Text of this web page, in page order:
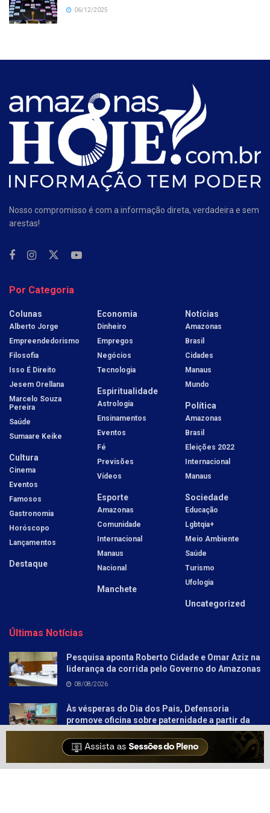
06/12/2025
Nosso compromisso é com a informação direta, verdadeira e sem
arestas!
Por Categoria
Colunas
Alberto Jorge
Empreendedorismo
Filosofia
Isso É Direito
Jesem Orellana
Marcelo Souza
Pereira
Saúde
Sumaare Keike
Cultura
Cinema
Eventos
Famosos
Gastronomia
Horóscopo
Lançamentos
Destaque
Economia
Dinheiro
Empregos
Negócios
Tecnologia
Espiritualidade
Astrologia
Ensinamentos
Eventos
Fé
Previsões
Vídeos
Esporte
Amazonas
Comunidade
Internacional
Manaus
Nacional
Manchete
Notícias
Amazonas
Brasil
Cidades
Manaus
Mundo
Política
Amazonas
Brasil
Eleições 2022
Internacional
Manaus
Sociedade
Educação
Lgbtqia+
Meio Ambiente
Saúde
Turismo
Ufologia
Uncategorized
Últimas Notícias
Pesquisa aponta Roberto Cidade e Omar Aziz na
liderança da corrida pelo Governo do Amazonas
08/08/2026
Às vésperas do Dia dos Pais, Defensoria
promove oficina sobre paternidade a partir da
literatura para socioeducandos
08/08/2026